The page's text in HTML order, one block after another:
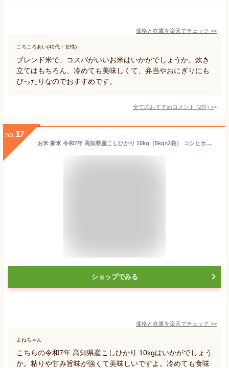
価格と在庫を楽天でチェック >>
ころころあい(40代・女性)
ブレンド米で、コスパがいいお米はいかがでしょうか。炊き
立てはもちろん、冷めても美味しくて、弁当やおにぎりにも
ぴったりなのでおすすめです。
全てのおすすめコメント (2件) >
no. 17
お米 新米 令和7年 高知県産こしひかり 10kg（5kg×2袋） コシヒカリ 北海道沖縄離島は追加送料
ショップでみる
価格と在庫を楽天でチェック >>
よねちゃん
こちらの令和7年 高知県産こしひかり 10kgはいかがでしょう
か。粘りや甘み旨味が強くて美味しいですよ。冷めても食味